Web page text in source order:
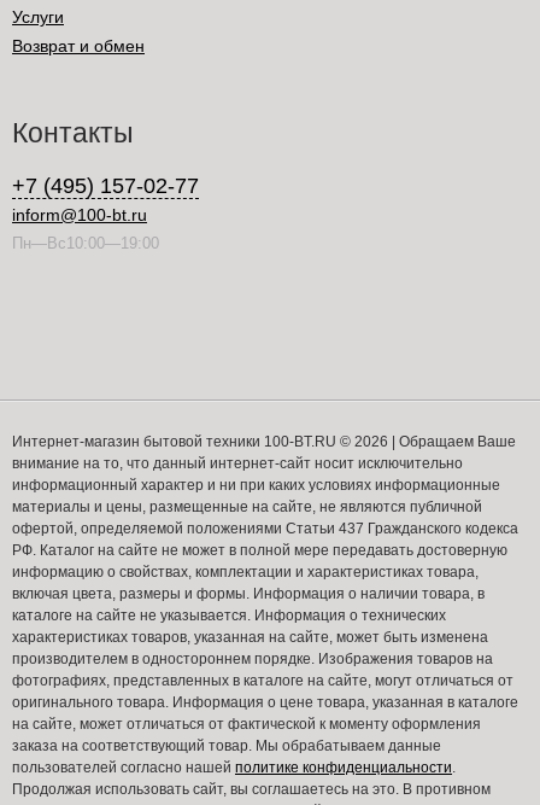
Услуги
Возврат и обмен
Контакты
+7 (495) 157-02-77
inform@100-bt.ru
Пн—Вс10:00—19:00
Интернет-магазин бытовой техники 100-BT.RU © 2026 | Обращаем Ваше
внимание на то, что данный интернет-сайт носит исключительно
информационный характер и ни при каких условиях информационные
материалы и цены, размещенные на сайте, не являются публичной
офертой, определяемой положениями Статьи 437 Гражданского кодекса
РФ. Каталог на сайте не может в полной мере передавать достоверную
информацию о свойствах, комплектации и характеристиках товара,
включая цвета, размеры и формы. Информация о наличии товара, в
каталоге на сайте не указывается. Информация о технических
характеристиках товаров, указанная на сайте, может быть изменена
производителем в одностороннем порядке. Изображения товаров на
фотографиях, представленных в каталоге на сайте, могут отличаться от
оригинального товара. Информация о цене товара, указанная в каталоге
на сайте, может отличаться от фактической к моменту оформления
заказа на соответствующий товар. Мы обрабатываем данные
пользователей согласно нашей политике конфиденциальности.
Продолжая использовать сайт, вы соглашаетесь на это. В противном